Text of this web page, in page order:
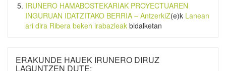
IRUNERO HAMABOSTEKARIAK PROYECTUAREN
INGURUAN IDATZITAKO BERRIA – AntzerkiZ(e)k Lanean
ari dira Ribera beken irabazleak bidalketan
ERAKUNDE HAUEK IRUNERO DIRUZ
LAGUNTZEN DUTE: